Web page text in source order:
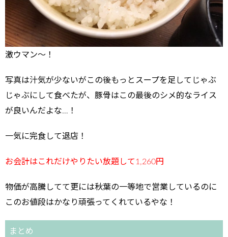
激ウマン～！
写真は汁気が少ないがこの後もっとスープを足してじゃぶ
じゃぶにして食べたが、豚骨はこの最後のシメ的なライス
が良いんだよな…！
一気に完食して退店！
お会計はこれだけやりたい放題して1,260円
物価が高騰してて更には秋葉の一等地で営業しているのに
このお値段はかなり頑張ってくれているやな！
まとめ